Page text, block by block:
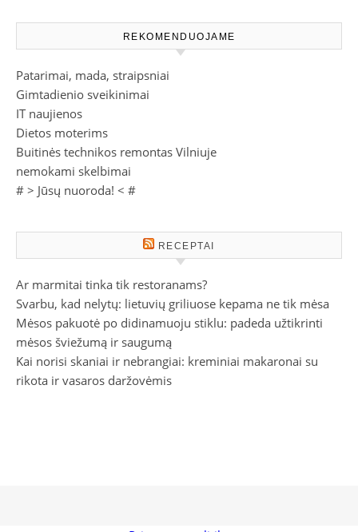
REKOMENDUOJAME
Patarimai, mada, straipsniai
Gimtadienio sveikinimai
IT naujienos
Dietos moterims
Buitinės technikos remontas Vilniuje
nemokami skelbimai
# > Jūsų nuoroda! < #
RECEPTAI
Ar marmitai tinka tik restoranams?
Svarbu, kad nelytų: lietuvių griliuose kepama ne tik mėsa
Mėsos pakuotė po didinamuoju stiklu: padeda užtikrinti
mėsos šviežumą ir saugumą
Kai norisi skaniai ir nebrangiai: kreminiai makaronai su
rikota ir vasaros daržovėmis